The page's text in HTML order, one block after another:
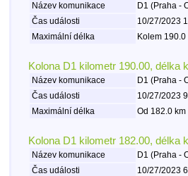
Název komunikace
D1 (Praha -
Čas události
10/27/2023
Maximální délka
Kolem
Kolona D1 kilometr 190.00, délka
Název komunikace
D1 (Praha -
Čas události
10/27/2023
Maximální délka
Od 182.0
Kolona D1 kilometr 182.00, délka
Název komunikace
D1 (Praha -
Čas události
10/27/2023